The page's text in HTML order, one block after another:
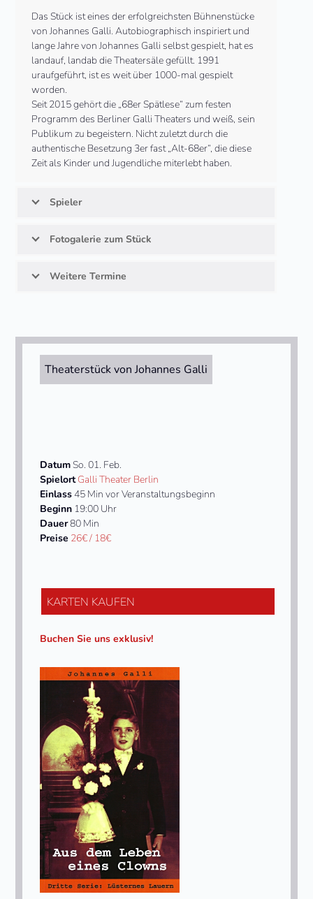
Das Stück ist eines der erfolgreichsten Bühnenstücke
von Johannes Galli. Autobiographisch inspiriert und
lange Jahre von Johannes Galli selbst gespielt, hat es
landauf, landab die Theatersäle gefüllt. 1991
uraufgeführt, ist es weit über 1000-mal gespielt
worden.
Seit 2015 gehört die „68er Spätlese“ zum festen
Programm des Berliner Galli Theaters und weiß, sein
Publikum zu begeistern. Nicht zuletzt durch die
authentische Besetzung 3er fast „Alt-68er“, die diese
Zeit als Kinder und Jugendliche miterlebt haben.
Spieler
Fotogalerie zum Stück
Weitere Termine
Theaterstück von Johannes Galli
DatumSo. 01. Feb.
SpielortGalli Theater Berlin
Einlass 45 Min vor Veranstaltungsbeginn
Beginn 19:00 Uhr
Dauer80 Min
Preise 26€ / 18€
KARTEN KAUFEN
Buchen Sie uns exklusiv!